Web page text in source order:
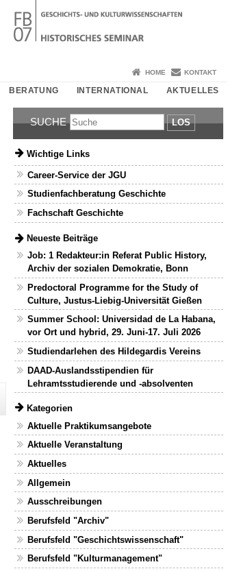
HOME KONTAKT
BERATUNG INTERNATIONAL AKTUELLES
SUCHE LOS
Wichtige Links
Career-Service der JGU
Studienfachberatung Geschichte
Fachschaft Geschichte
Neueste Beiträge
Job: 1 Redakteur:in Referat Public History,
Archiv der sozialen Demokratie, Bonn
Predoctoral Programme for the Study of
Culture, Justus-Liebig-Universität Gießen
Summer School: Universidad de La Habana,
vor Ort und hybrid, 29. Juni-17. Juli 2026
Studiendarlehen des Hildegardis Vereins
DAAD-Auslandsstipendien für
Lehramtsstudierende und -absolventen
Kategorien
Aktuelle Praktikumsangebote
Aktuelle Veranstaltung
Aktuelles
Allgemein
Ausschreibungen
Berufsfeld "Archiv"
Berufsfeld "Geschichtswissenschaft"
Berufsfeld "Kulturmanagement"